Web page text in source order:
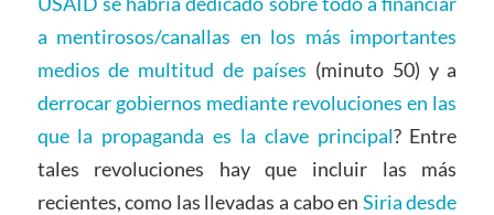
a mentirosos/canallas en los más importantes
medios de multitud de países (minuto 50) y a
derrocar gobiernos mediante revoluciones en las
que la propaganda es la clave principal? Entre
tales revoluciones hay que incluir las más
recientes, como las llevadas a cabo en Siria desde